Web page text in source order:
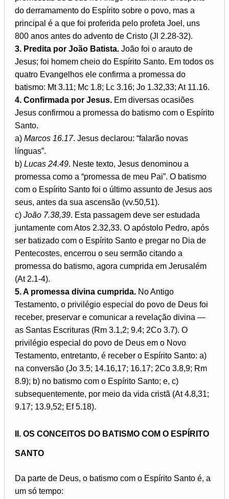
do derramamento do Espírito sobre o povo, mas a
principal é a que foi proferida pelo profeta Joel, uns
800 anos antes do advento de Cristo (Jl 2.28-32).
3. Predita por João Batista. João foi o arauto de
Jesus; foi homem cheio do Espírito Santo. Em todos os
quatro Evangelhos ele confirma a promessa do
batismo: Mt 3.11; Mc 1.8; Lc 3.16; Jo 1.32,33; At 11.16.
4. Confirmada por Jesus. Em diversas ocasiões
Jesus confirmou a promessa do batismo com o Espírito
Santo.
a) Marcos 16.17. Jesus declarou: “falarão novas
línguas”.
b) Lucas 24.49. Neste texto, Jesus denominou a
promessa como a “promessa de meu Pai”. O batismo
com o Espírito Santo foi o último assunto de Jesus aos
seus, antes da sua ascensão (vv.50,51).
c) João 7.38,39. Esta passagem deve ser estudada
juntamente com Atos 2.32,33. O apóstolo Pedro, após
ser batizado com o Espírito Santo e pregar no Dia de
Pentecostes, encerrou o seu sermão citando a
promessa do batismo, agora cumprida em Jerusalém
(At 2.1-4).
5. A promessa divina cumprida. No Antigo
Testamento, o privilégio especial do povo de Deus foi
receber, preservar e comunicar a revelação divina —
as Santas Escrituras (Rm 3.1,2; 9.4; 2Co 3.7). O
privilégio especial do povo de Deus em o Novo
Testamento, entretanto, é receber o Espírito Santo: a)
na conversão (Jo 3.5; 14.16,17; 16.17; 2Co 3.8,9; Rm
8.9); b) no batismo com o Espírito Santo; e, c)
subsequentemente, por meio da vida cristã (At 4.8,31;
9.17; 13.9,52; Ef 5.18).
II. OS CONCEITOS DO BATISMO COM O ESPÍRITO
SANTO
Da parte de Deus, o batismo com o Espírito Santo é, a
um só tempo: